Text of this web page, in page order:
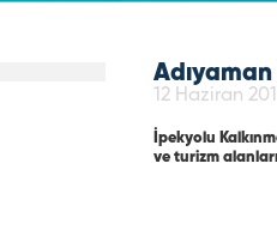
Adıyaman
12 Haziran
İpekyolu
ve turizm